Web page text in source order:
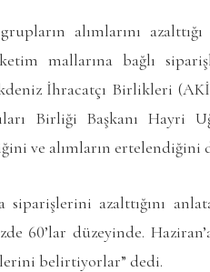
alımlarını
mallarına bağlı
İhracatçı Birlikleri
Birliği Başkanı Hayri
ve alımların ertelendiğini
azalttığını
60’lar düzeyinde.
belirtiyorlar” dedi.